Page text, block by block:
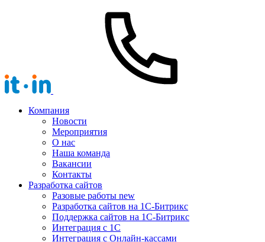
Компания
Новости
Мероприятия
О нас
Наша команда
Вакансии
Контакты
Разработка сайтов
Разовые работы new
Разработка сайтов на 1С-Битрикс
Поддержка сайтов на 1С-Битрикс
Интеграция с 1С
Интеграция с Онлайн-кассами